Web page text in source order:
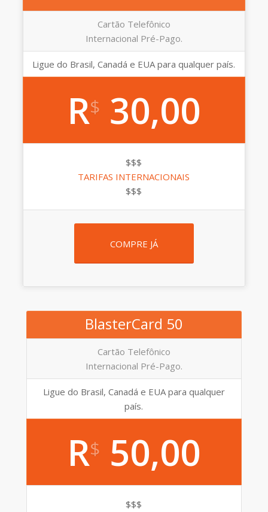
Cartão Telefônico
Internacional Pré-Pago.
Ligue do Brasil, Canadá e EUA para qualquer país.
R$ 30,00
$$$
TARIFAS INTERNACIONAIS
$$$
COMPRE JÁ
BlasterCard 50
Cartão Telefônico
Internacional Pré-Pago.
Ligue do Brasil, Canadá e EUA para qualquer
país.
R$ 50,00
$$$